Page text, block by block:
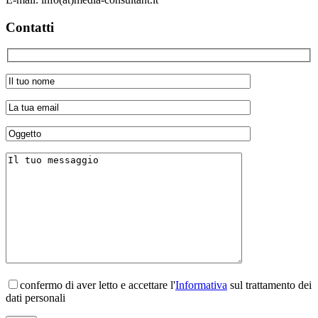
Contatti
confermo di aver letto e accettare l'Informativa sul trattamento dei
dati personali